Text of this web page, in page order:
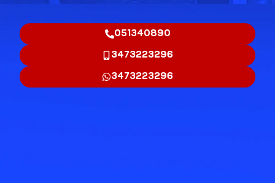
051340890
3473223296
3473223296